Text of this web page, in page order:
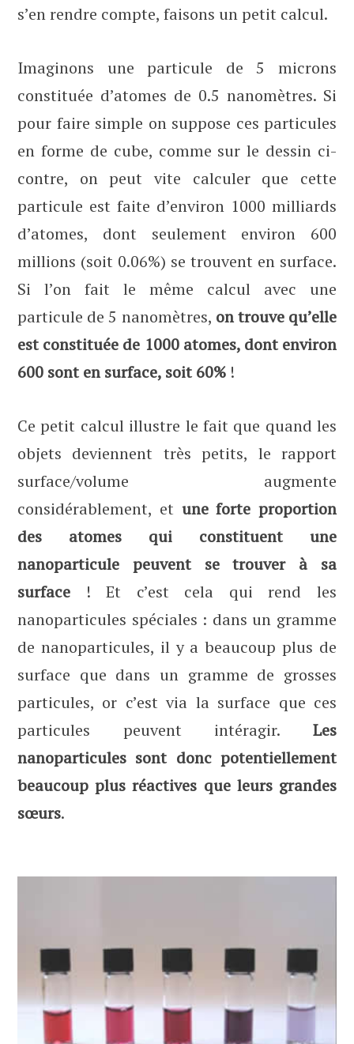
s’en rendre compte, faisons un petit calcul.
Imaginons une particule de 5 microns
constituée d’atomes de 0.5 nanomètres. Si
pour faire simple on suppose ces particules
en forme de cube, comme sur le dessin ci-
contre, on peut vite calculer que cette
particule est faite d’environ 1000 milliards
d’atomes, dont seulement environ 600
millions (soit 0.06%) se trouvent en surface.
Si l’on fait le même calcul avec une
particule de 5 nanomètres, on trouve qu’elle
est constituée de 1000 atomes, dont environ
600 sont en surface, soit 60% !
Ce petit calcul illustre le fait que quand les
objets deviennent très petits, le rapport
surface/volume augmente
considérablement, et une forte proportion
des atomes qui constituent une
nanoparticule peuvent se trouver à sa
surface ! Et c’est cela qui rend les
nanoparticules spéciales : dans un gramme
de nanoparticules, il y a beaucoup plus de
surface que dans un gramme de grosses
particules, or c’est via la surface que ces
particules peuvent intéragir. Les
nanoparticules sont donc potentiellement
beaucoup plus réactives que leurs grandes
sœurs.